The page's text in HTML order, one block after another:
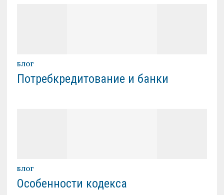
БЛОГ
Потребкредитование и банки
БЛОГ
Особенности кодекса